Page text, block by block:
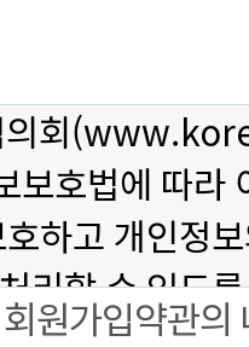
회원가입약관의